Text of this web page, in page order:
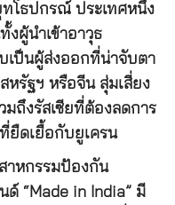
โธปกรณ์ ประเทศหนึ่ง
งผู้นำเข้าอาวุธ
ป็นผู้ส่งออกที่น่าจับตา
หรัฐฯ หรือจีน สุ่มเสี่ยง
มถึงรัสเซียที่ต้องลดการ
ยืดเยื้อกับยูเครน
าหกรรมป้องกัน
“Made in India” มี